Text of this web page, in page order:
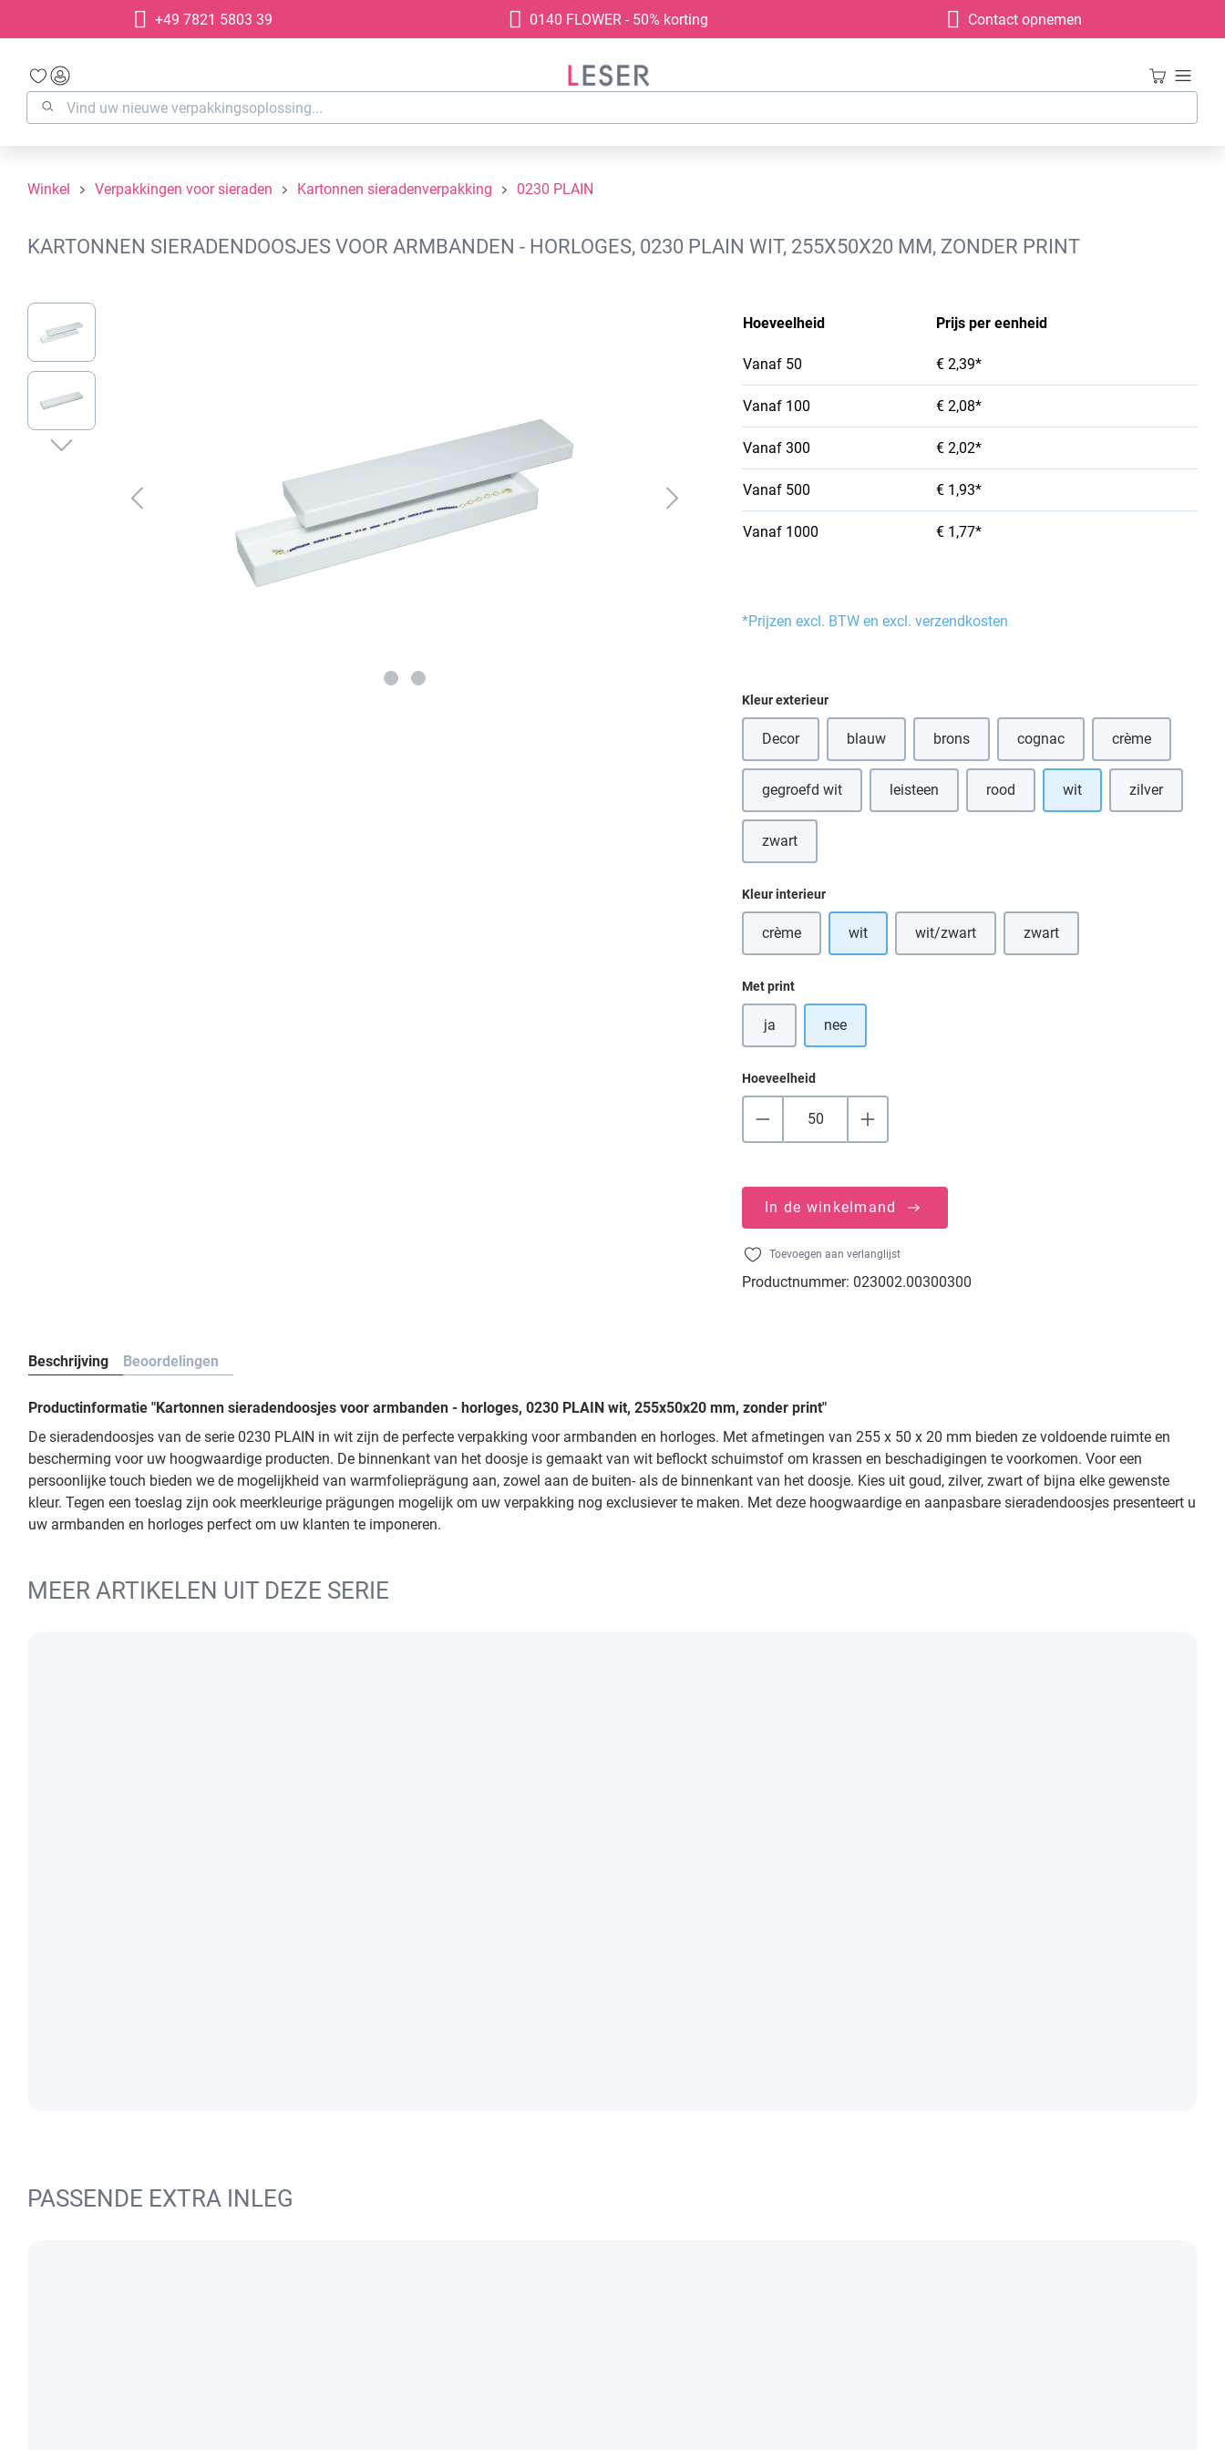
Ga naar de hoofdnavigatie
+49 7821 5803 39 0140 FLOWER - 50% korting Contact opnemen
Winkel Verpakkingen voor sieraden Kartonnen sieradenverpakking 0230 PLAIN
KARTONNEN SIERADENDOOSJES VOOR ARMBANDEN - HORLOGES, 0230 PLAIN WIT, 255X50X20 MM, ZONDER PRINT
Afbeeldingengalerij overslaan
Hoeveelheid Prijs per eenheid
Vanaf 50 € 2,39*
Vanaf 100 € 2,08*
Vanaf 300 € 2,02*
Vanaf 500 € 1,93*
Vanaf 1000 € 1,77*
*Prijzen excl. BTW en excl. verzendkosten
Selecteer
Kleur exterieur
Decor(Deze optie is momenteel niet beschikbaar.)
blauw brons(Deze optie is momenteel niet beschikbaar.)
cognac(Deze optie is momenteel niet
crème
gegroefd wit(Deze optie is momenteel niet beschikbaar.)
leisteen(Deze optie is momenteel niet beschikbaar.)
rood(Deze optie is momenteel niet
wit zilver(Deze optie
zwart(Deze optie is momenteel niet beschikbaar.)
Selecteer
Kleur interieur
crème(Deze optie is momenteel niet beschikbaar.)
wit wit/zwart(Deze optie is momenteel niet beschikbaar.)
zwart(Deze optie is momenteel niet
Selecteer
Met print
ja nee
Hoeveelheid
In de winkelmand
Toevoegen aan verlanglijst
Productnummer: 023002.00300300
Beschrijving Beoordelingen
Productinformatie "Kartonnen sieradendoosjes voor armbanden - horloges, 0230 PLAIN wit, 255x50x20 mm, zonder print"
De sieradendoosjes van de serie 0230 PLAIN in wit zijn de perfecte verpakking voor armbanden en horloges. Met afmetingen van 255 x 50 x 20 mm bieden ze voldoende ruimte en
bescherming voor uw hoogwaardige producten. De binnenkant van het doosje is gemaakt van wit beflockt schuimstof om krassen en beschadigingen te voorkomen. Voor een
persoonlijke touch bieden we de mogelijkheid van warmfolieprägung aan, zowel aan de buiten- als de binnenkant van het doosje. Kies uit goud, zilver, zwart of bijna elke gewenste
kleur. Tegen een toeslag zijn ook meerkleurige prägungen mogelijk om uw verpakking nog exclusiever te maken. Met deze hoogwaardige en aanpasbare sieradendoosjes presenteert u
uw armbanden en horloges perfect om uw klanten te imponeren.
MEER ARTIKELEN UIT DEZE SERIE
PASSENDE EXTRA INLEG